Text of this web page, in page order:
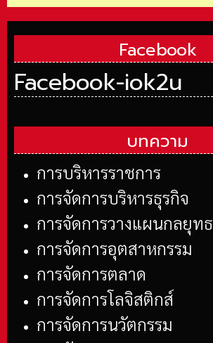
Facebook
Facebook-iok2u
บทความ
การบริหารราชการ
การจัดการบริหารธุรกิจ
การจัดการวางแผนกลยุทธ
การจัดการอุตสาหกรรม
การจัดการตลาด
การจัดการโลจิสติกส์
การจัดการนวัตกรรม